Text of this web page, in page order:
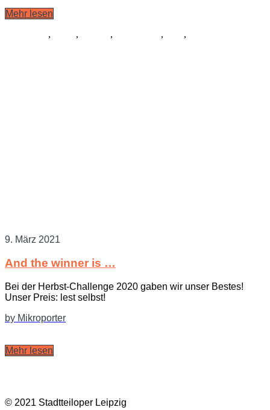
Mehr lesen
, , , , ,
9. März 2021
And the winner is …
Bei der Herbst-Challenge 2020 gaben wir unser Bestes!
Unser Preis: lest selbst!
by Mikroporter
Mehr lesen
© 2021 Stadtteiloper Leipzig